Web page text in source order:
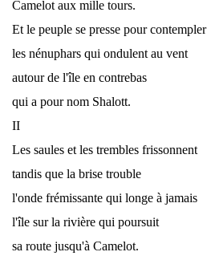
Camelot aux mille tours.
Et le peuple se presse pour contempler
les nénuphars qui ondulent au vent
autour de l'île en contrebas
qui a pour nom Shalott.
II
Les saules et les trembles frissonnent
tandis que la brise trouble
l'onde frémissante qui longe à jamais
l'île sur la rivière qui poursuit
sa route jusqu'à Camelot.